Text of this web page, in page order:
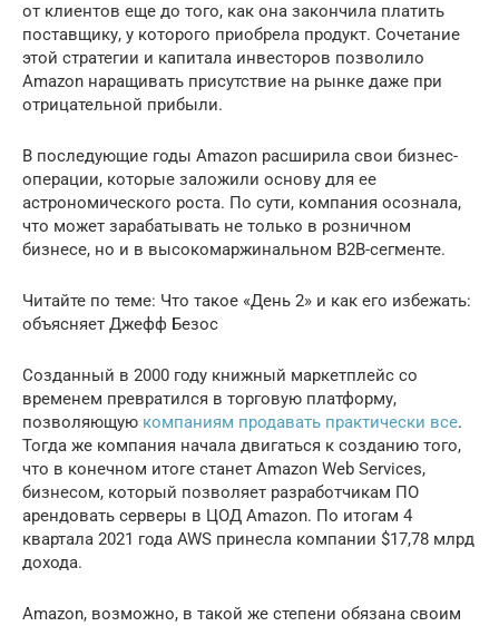
от клиентов еще до того, как она закончила платить
поставщику, у которого приобрела продукт. Сочетание
этой стратегии и капитала инвесторов позволило
Amazon наращивать присутствие на рынке даже при
отрицательной прибыли.
В последующие годы Amazon расширила свои бизнес-
операции, которые заложили основу для ее
астрономического роста. По сути, компания осознала,
что может зарабатывать не только в розничном
бизнесе, но и в высокомаржинальном B2B-сегменте.
Читайте по теме: Что такое «День 2» и как его избежать:
объясняет Джефф Безос
Созданный в 2000 году книжный маркетплейс со
временем превратился в торговую платформу,
позволяющую компаниям продавать практически все.
Тогда же компания начала двигаться к созданию того,
что в конечном итоге станет Amazon Web Services,
бизнесом, который позволяет разработчикам ПО
арендовать серверы в ЦОД Amazon. По итогам 4
квартала 2021 года AWS принесла компании $17,78 млрд
дохода.
Amazon, возможно, в такой же степени обязана своим